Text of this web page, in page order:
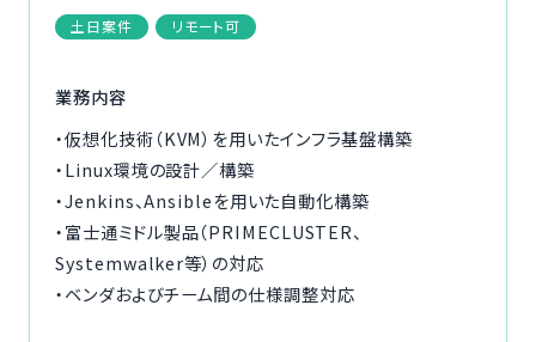
ご利用の流れ
イベント/マガジン
法人の方
土日案件 リモート可
業務内容
・仮想化技術（KVM）を用いたインフラ基盤構築
・Linux環境の設計／構築
・Jenkins、Ansibleを用いた自動化構築
・富士通ミドル製品（PRIMECLUSTER、
Systemwalker等）の対応
・ベンダおよびチーム間の仕様調整対応